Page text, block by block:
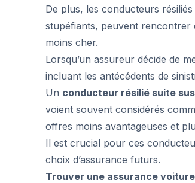
De plus, les conducteurs
stupéfiants, peuvent rencontrer
moins cher.
Lorsqu’un assureur décide de
incluant les antécédents de
Un conducteur résilié suite
voient souvent considérés
offres moins avantageuses et
Il est crucial pour ces
choix d’assurance futurs.
Trouver une assurance